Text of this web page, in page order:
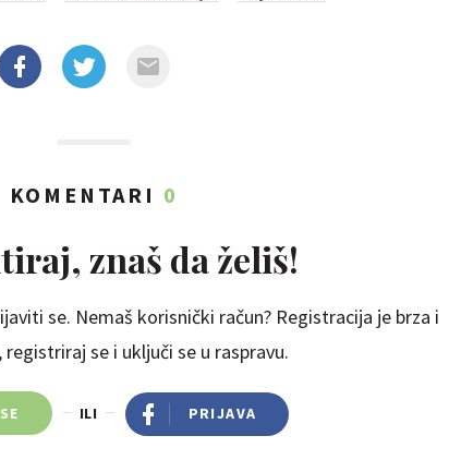
KOMENTARI 0
znaš da želiš!
se. Nemaš korisnički račun? Registracija je brza i
se i uključi se u raspravu.
ILI PRIJAVA